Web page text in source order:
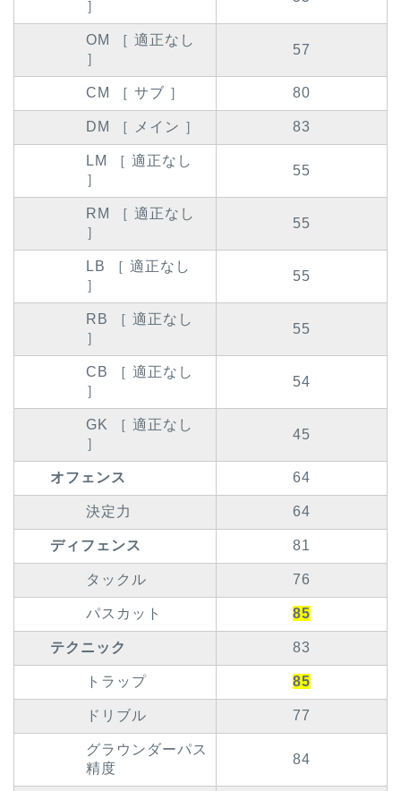
］
OM ［ 適正なし
］
57
CM ［ サブ ］ 80
DM ［ メイン ］ 83
LM ［ 適正なし
］
55
RM ［ 適正なし
］
55
LB ［ 適正なし
］
55
RB ［ 適正なし
］
55
CB ［ 適正なし
］
54
GK ［ 適正なし
］
45
オフェンス 64
決定力 64
ディフェンス 81
タックル 76
パスカット 85
テクニック 83
トラップ 85
ドリブル 77
グラウンダーパス
精度
84